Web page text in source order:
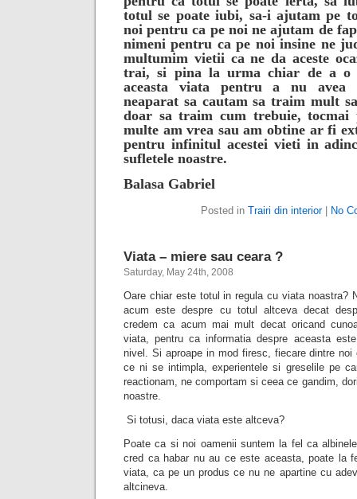
totul se poate iubi, sa-i ajutam pe
noi pentru ca pe noi ne ajutam de
nimeni pentru ca pe noi insine ne
multumim vietii ca ne da aceste
trai, si pina la urma chiar de a o
aceasta viata pentru a nu avea
neaparat sa cautam sa traim mult
doar sa traim cum trebuie, tocmai
multe am vrea sau am obtine ar fi
pentru infinitul acestei vieti in
sufletele noastre.
Balasa Gabriel
Posted in Trairi din interior| No
Viata – miere sau ceara ?
Saturday, May 24th, 2008
Oare chiar este totul in regula cu viata noastra?
acum este despre cu totul altceva decat
credem ca acum mai mult decat oricand
viata, pentru ca informatia despre aceasta
nivel. Si aproape in mod firesc, fiecare dintre
ce ni se intimpla, experientele si greselile pe
reactionam, ne comportam si ceea ce gandim,
noastre.
Si totusi, daca viata este altceva?
Poate ca si noi oamenii suntem la fel ca
cred ca habar nu au ce este aceasta, poate la
viata, ca pe un produs ce nu ne apartine cu
altcineva.